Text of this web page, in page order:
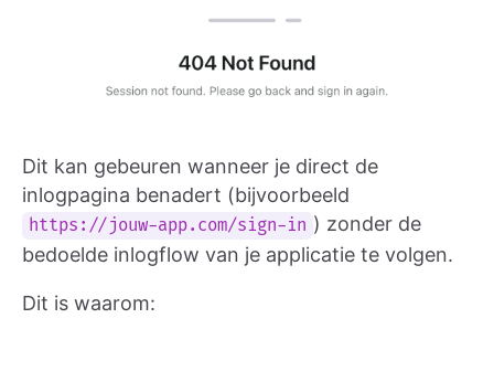
Dit kan gebeuren wanneer je direct de
inlogpagina benadert (bijvoorbeeld
https://jouw-app.com/sign-in ) zonder de
bedoelde inlogflow van je applicatie te volgen.
Dit is waarom: